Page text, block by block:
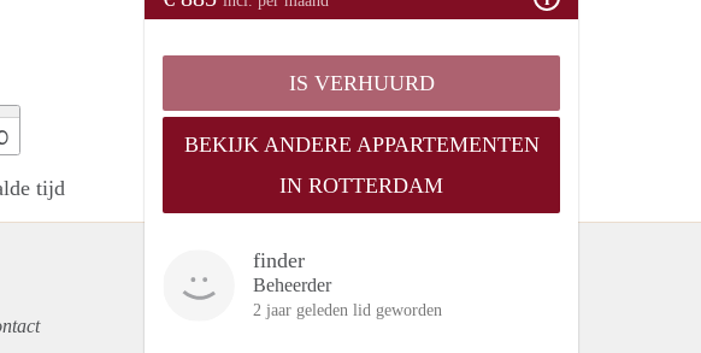
tijd
IS VERHUURD
BEKIJK ANDERE APPARTEMENTEN
IN ROTTERDAM
finder
Beheerder
2 jaar geleden lid geworden